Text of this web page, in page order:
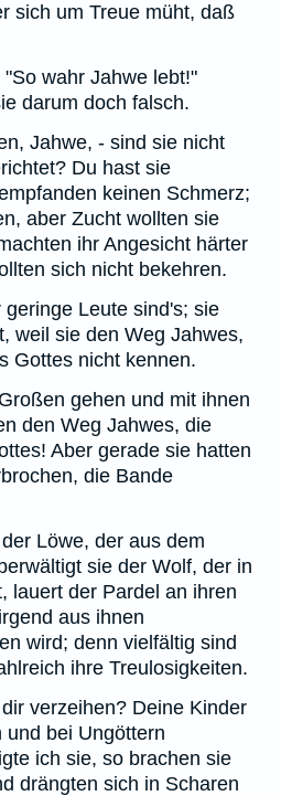
sich um Treue müht, daß
wahr Jahwe lebt!"
darum doch falsch.
Jahwe, - sind sie nicht
Du hast sie
keinen Schmerz;
aber Zucht wollten sie
ihr Angesicht härter
sich nicht bekehren.
Leute sind's; sie
weil sie den Weg Jahwes,
Gottes nicht kennen.
gehen und mit ihnen
den Weg Jahwes, die
Aber gerade sie hatten
die Bande
Löwe, der aus dem
sie der Wolf, der in
lauert der Pardel an ihren
aus ihnen
wird; denn vielfältig sind
ihre Treulosigkeiten.
verzeihen? Deine Kinder
und bei Ungöttern
ich sie, so brachen sie
drängten sich in Scharen